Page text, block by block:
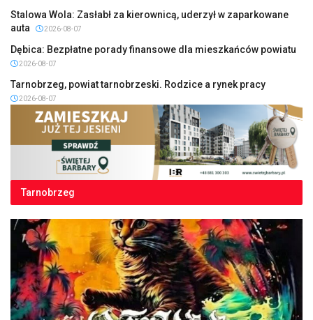
Stalowa Wola: Zasłabł za kierownicą, uderzył w zaparkowane
auta
2026-08-07
Dębica: Bezpłatne porady finansowe dla mieszkańców powiatu
2026-08-07
Tarnobrzeg, powiat tarnobrzeski. Rodzice a rynek pracy
2026-08-07
Tarnobrzeg